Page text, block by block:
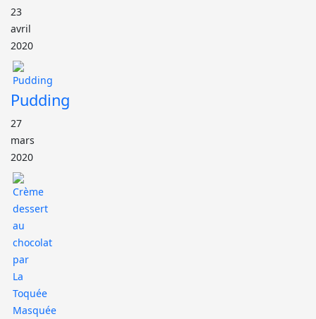
23
avril
2020
Pudding
27
mars
2020